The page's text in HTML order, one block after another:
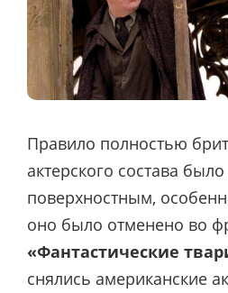
Правило полностью
актерского состава
поверхностным,
оно было отменено во
«Фантастические
снялись американские